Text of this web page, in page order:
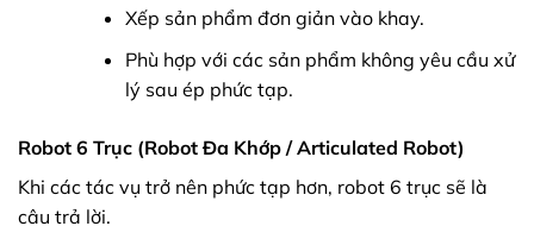
Xếp sản phẩm đơn giản vào khay.
Phù hợp với các sản phẩm không yêu cầu xử
lý sau ép phức tạp.
Robot 6 Trục (Robot Đa Khớp / Articulated Robot)
Khi các tác vụ trở nên phức tạp hơn, robot 6 trục sẽ là
câu trả lời.